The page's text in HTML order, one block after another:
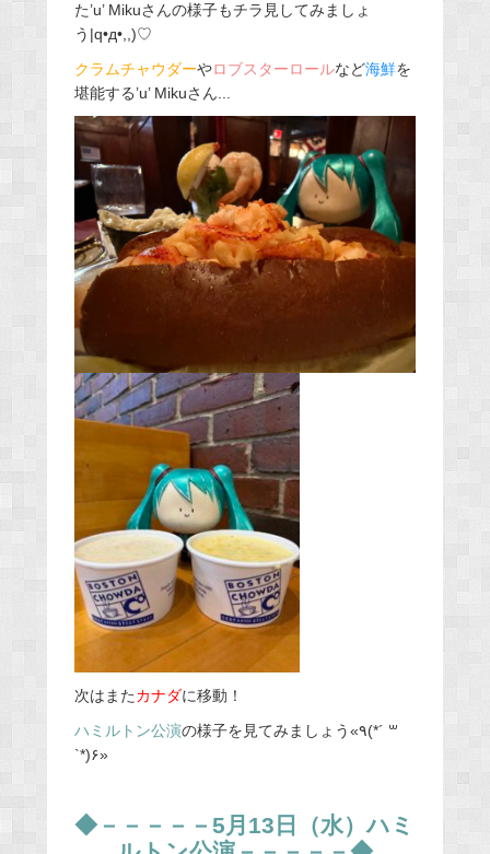
た’u’ Mikuさんの様子もチラ見してみましょ
う|q•д•,,)♡
クラムチャウダーやロブスターロールなど海鮮を
堪能する’u’ Mikuさん...
次はまたカナダに移動！
ハミルトン公演の様子を見てみましょう«٩(*´ ꒳
`*)۶»
◆－－－－－5月13日（水）ハミ